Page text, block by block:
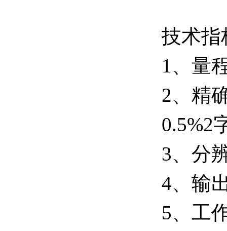
技术指
1、量
2、精
0.5%2
3、分
4、输
5、工